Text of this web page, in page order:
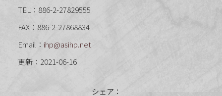
TEL：886-2-27829555
FAX：886-2-27868834
Email： ihp@asihp.net
更新：2021-06-16
シェア：